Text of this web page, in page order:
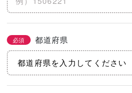
必須 都道府県